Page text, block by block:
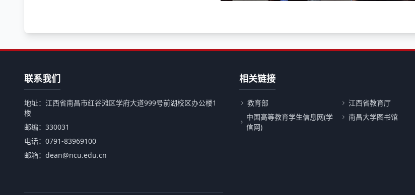
联系我们
地址：江西省南昌市红谷滩区学府大道999号前湖校区办公楼1
楼
邮编：330031
电话：0791-83969100
邮箱：dean@ncu.edu.cn
相关链接
教育部
江西省教育厅
中国高等教育学生信息网(学
信网)
南昌大学图书馆